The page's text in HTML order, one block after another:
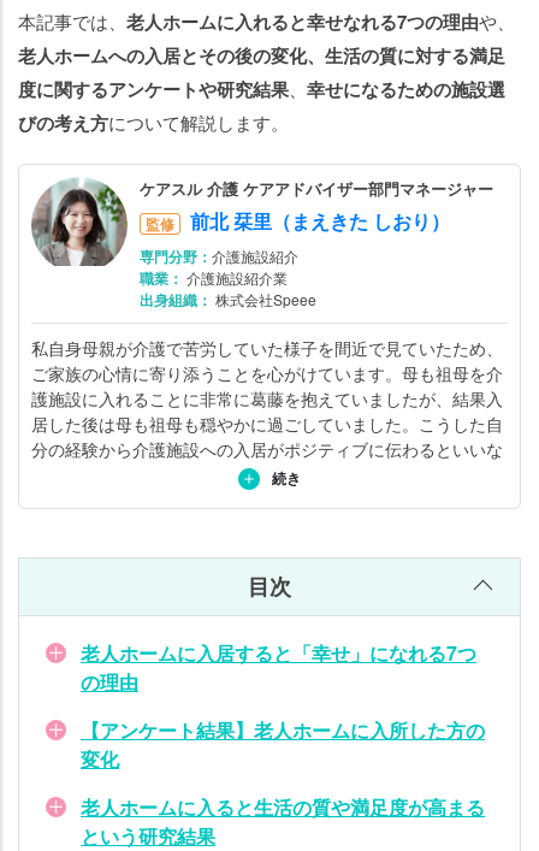
本記事では、 老人ホームに入れると幸せなれる7つの理由や、
老人ホームへの入居とその後の変化、生活の質に対する満足
度に関するアンケートや研究結果
幸せになるための施設選
びの考え方について解説します。
ケアスル 介護 ケアアドバイザー部門マネージャー
監修 前北 栞里（まえきた しおり）
専門分野： 介護施設紹介
職業： 介護施設紹介業
出身組織： 株式会社Speee
私自身母親が介護で苦労していた様子を間近で見ていたため、
ご家族の心情に寄り添うことを心がけています。母も祖母を介
護施設に入れることに非常に葛藤を抱えていましたが、結果入
居した後は母も祖母も穏やかに過ごしていました。こうした自
分の経験から介護施設への入居がポジティブに伝わるといいな
と思い日々ご家族とお話ししています。詳しくは
続き
目次
老人ホームに入居すると「幸せ」になれる7つ
の理由
【アンケート結果】老人ホームに入所した方の
変化
老人ホームに入ると生活の質や満足度が高まる
という研究結果
と
い
う
研
究
結
果
【プ
ロが
る】
老人
ホー
ムに
入っ
て幸
ため
認す
るポ
イン
ト
老
人
ホ